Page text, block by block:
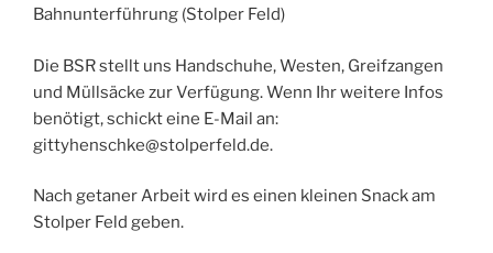
Bahnunterführung (Stolper Feld)
Die BSR stellt uns Handschuhe, Westen, Greifzangen
und Müllsäcke zur Verfügung. Wenn Ihr weitere Infos
benötigt, schickt eine E-Mail an:
gittyhenschke@stolperfeld.de.
Nach getaner Arbeit wird es einen kleinen Snack am
Stolper Feld geben.